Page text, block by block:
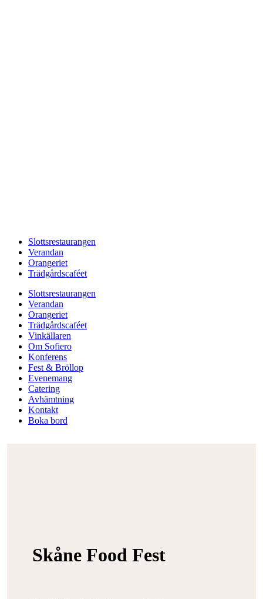
Slottsrestaurangen
Verandan
Orangeriet
Trädgårdscaféet
Slottsrestaurangen
Verandan
Orangeriet
Trädgårdscaféet
Vinkällaren
Om Sofiero
Konferens
Fest & Bröllop
Evenemang
Catering
Avhämtning
Kontakt
Boka bord
Skåne Food Fest